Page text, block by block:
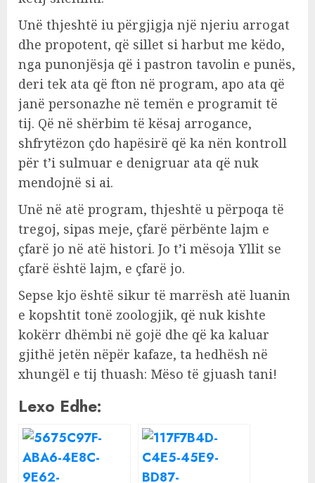
Unë thjeshtë iu përgjigja një njeriu arrogat
dhe propotent, që sillet si harbut me këdo,
nga punonjësja që i pastron tavolin e punës,
deri tek ata që fton në program, apo ata që
janë personazhe në temën e programit të
tij. Që në shërbim të kësaj arrogance,
shfrytëzon çdo hapësirë që ka nën kontroll
për t’i sulmuar e denigruar ata që nuk
mendojnë si ai.
Unë në atë program, thjeshtë u përpoqa të
tregoj, sipas meje, çfarë përbënte lajm e
çfarë jo në atë histori. Jo t’i mësoja Yllit se
çfarë është lajm, e çfarë jo.
Sepse kjo është sikur të marrësh atë luanin
e kopshtit tonë zoologjik, që nuk kishte
kokërr dhëmbi në gojë dhe që ka kaluar
gjithë jetën nëpër kafaze, ta hedhësh në
xhungël e tij thuash: Mëso të gjuash tani!
Lexo Edhe: